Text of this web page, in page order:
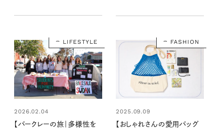
ツ、博物館を訪ねて
ーまで満喫
LIFESTYLE
2026.02.04
【バークレーの旅｜多様性を
FASHION
2025.09.09
【おしゃれさんの愛用バッグ